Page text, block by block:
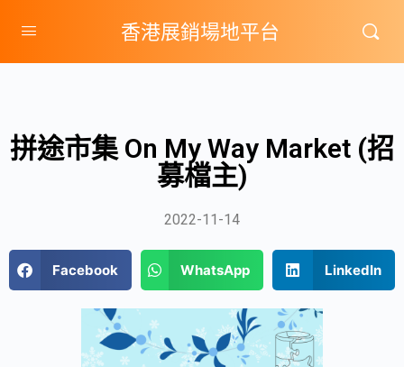
香港展銷場地平台
拼途市集 On My Way Market (招
募檔主)
2022-11-14
Facebook WhatsApp LinkedIn